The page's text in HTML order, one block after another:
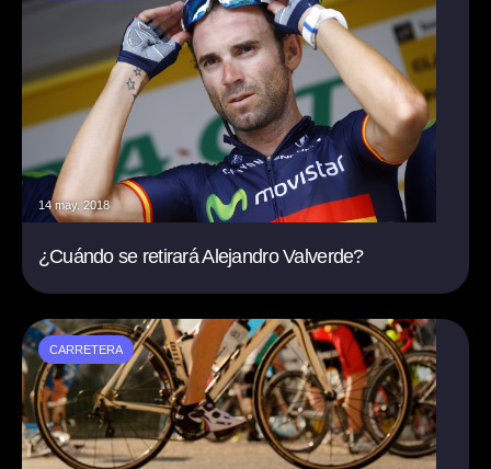
14 may. 2018
¿Cuándo se retirará Alejandro Valverde?
CARRETERA